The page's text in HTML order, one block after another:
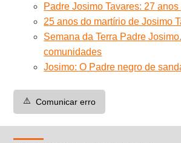
Padre Josimo Tavares: 27
25 anos do martírio de Josimo
Semana da Terra Padre
comunidades
Josimo: O Padre negro de
⚠️ Comunicar erro